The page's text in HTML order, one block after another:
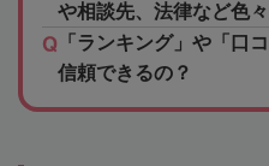
や相談先、法律など色々
「ランキング」や「口
信頼できるの？